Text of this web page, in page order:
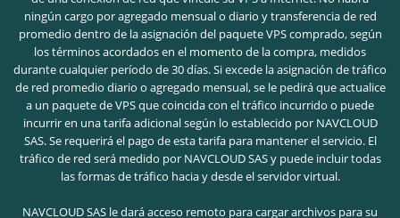
ningún cargo por agregado mensual o diario y transferencia de red
promedio dentro de la asignación del paquete VPS comprado, según
los términos acordados en el momento de la compra, medidos
durante cualquier período de 30 días. Si excede la asignación de tráfico
de red promedio diario o agregado mensual, se le pedirá que actualice
a un paquete de VPS que coincida con el tráfico incurrido o puede
incurrir en una tarifa adicional según lo establecido por NAVCLOUD
SAS. Se requerirá el pago de esta tarifa para mantener el servicio. El
tráfico de red será medido por NAVCLOUD SAS y puede incluir todas
las formas de tráfico hacia y desde el servidor virtual.
NAVCLOUD SAS le dará acceso remoto para cargar archivos para su